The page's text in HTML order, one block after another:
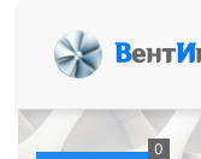
ВентИ
0